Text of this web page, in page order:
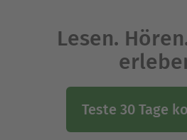
Lesen.
Teste 30 Tage